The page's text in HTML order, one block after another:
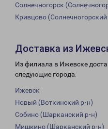
Солнечногорск
Кривцово
Доставка из
Из филиала в Ижевске
следующие города:
Ижевск
Новый (Воткинский р-н)
Собино (Шарканский р-н)
Мишкино (Шарканский р-н)